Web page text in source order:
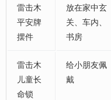
雷击木
平安牌
摆件
放在家中玄
关、车内、
书房
雷击木
儿童长
命锁
给小朋友佩
戴